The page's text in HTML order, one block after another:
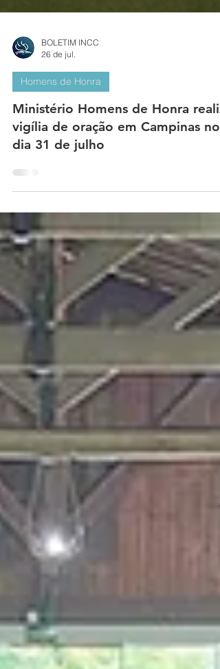
BOLETIM INCC
26 de jul.
Homens de Honra
Ministério Homens de Honra
vigília de oração em Campinas no
dia 31 de julho